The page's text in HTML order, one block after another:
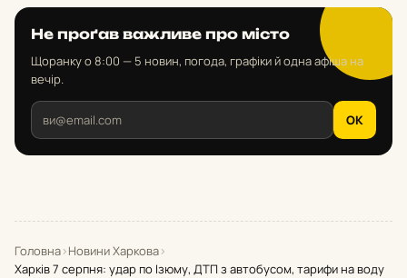
Не проґав важливе про місто
Щоранку о 8:00 — 5 новин, погода, графіки й одна афіша на
вечір.
OK
Головна›Новини Харкова›
Харків 7 серпня: удар по Ізюму, ДТП з автобусом, тарифи на воду